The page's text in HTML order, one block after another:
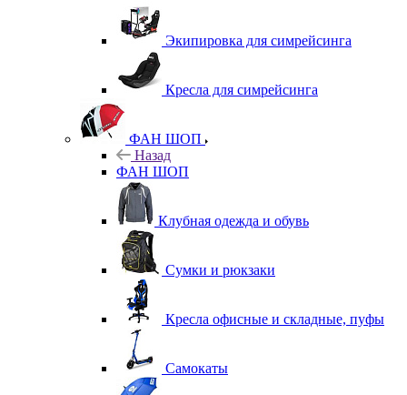
Экипировка для симрейсинга
Кресла для симрейсинга
ФАН ШОП
Назад
ФАН ШОП
Клубная одежда и обувь
Сумки и рюкзаки
Кресла офисные и складные, пуфы
Самокаты